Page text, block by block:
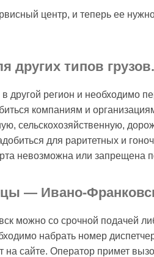
центр, и теперь ее
других типов грузов.
другой регион и необходимо
компаниям и
сельскохозяйственную,
для раритетных и
невозможна или запрещена
— Ивано-
можно со срочной подачей
набрать номер
сайте. Оператор примет